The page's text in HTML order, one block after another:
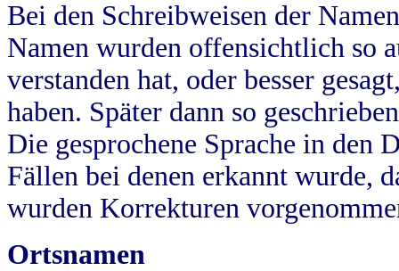
Bei den Schreibweisen der
Namen wurden offensichtlich so
verstanden hat, oder besser
haben. Später dann so
Die gesprochene Sprache in
Fällen bei denen erkannt wurde,
wurden Korrekturen
Ortsnamen